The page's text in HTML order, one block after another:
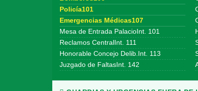
Policía101
Emergencias Médicas107
Mesa de Entrada PalacioInt. 101
Reclamos CentralInt. 111
Honorable Concejo Delib.Int. 113
Juzgado de FaltasInt. 142